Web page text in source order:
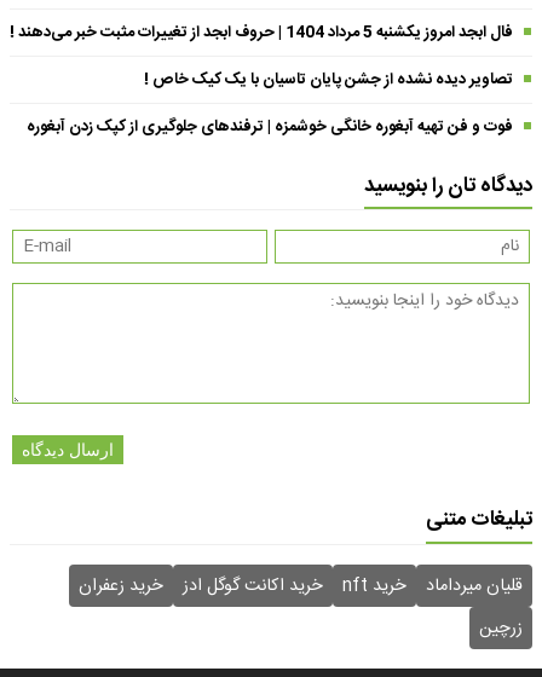
فال ابجد امروز یکشنبه 5 مرداد 1404 | حروف ابجد از تغییرات مثبت خبر می‌دهند !
تصاویر دیده نشده از جشن پایان تاسیان با یک کیک خاص !
فوت و فن تهیه آبغوره خانگی خوشمزه | ترفندهای جلوگیری از کپک زدن آبغوره
دیدگاه تان را بنویسید
ارسال دیدگاه
تبلیغات متنی
قلیان میرداماد خرید nft خرید اکانت گوگل ادز
خرید زعفران
زرچین